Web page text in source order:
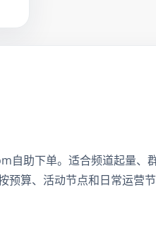
助下单。适合频道起量、
算、活动节点和日常运营